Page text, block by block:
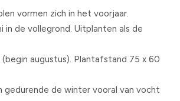
vormen zich in het voorjaar.
in de vollegrond. Uitplanten als de
augustus). Plantafstand 75 x 60
gedurende de winter vooral van vocht